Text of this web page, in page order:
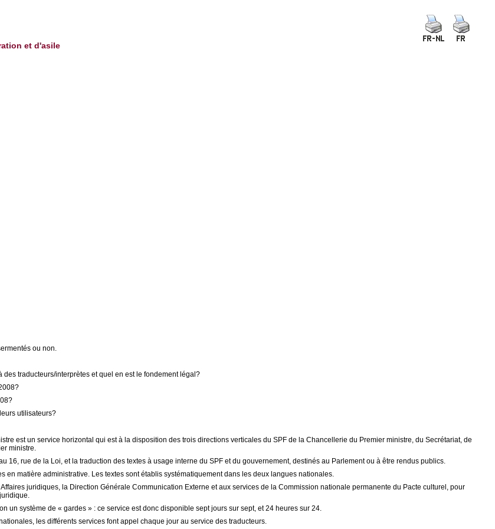
et d'asile
ou non.
traducteurs/interprètes et quel en est le fondement légal?
utilisateurs?
est un service horizontal qui est à la disposition des trois directions verticales du SPF de la Chancellerie du Premier ministre, du Secrétariat, de
ministre.
rue de la Loi, et la traduction des textes à usage interne du SPF et du gouvernement, destinés au Parlement ou à être rendus publics.
matière administrative. Les textes sont établis systématiquement dans les deux langues nationales.
juridiques, la Direction Générale Communication Externe et aux services de la Commission nationale permanente du Pacte culturel, pour
un système de « gardes » : ce service est donc disponible sept jours sur sept, et 24 heures sur 24.
les différents services font appel chaque jour au service des traducteurs.